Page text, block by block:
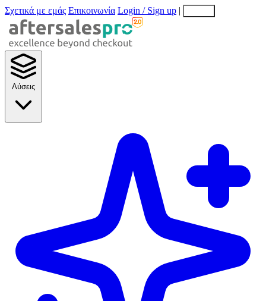
Σχετικά με εμάς Επικοινωνία Login / Sign up |
Λύσεις